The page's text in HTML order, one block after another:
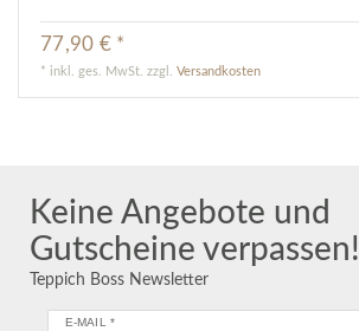
77,90 € *
* inkl. ges. MwSt. zzgl.Versandkosten
Keine Angebote und
Gutscheine verpassen!
Teppich Boss Newsletter
E-MAIL *